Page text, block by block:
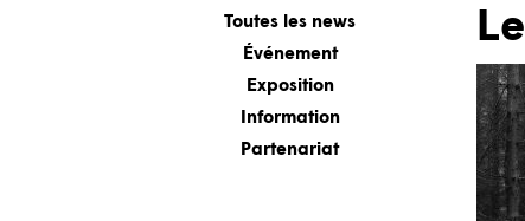
Numéros
Toutes les news
Événement
Exposition
Information
Partenariat